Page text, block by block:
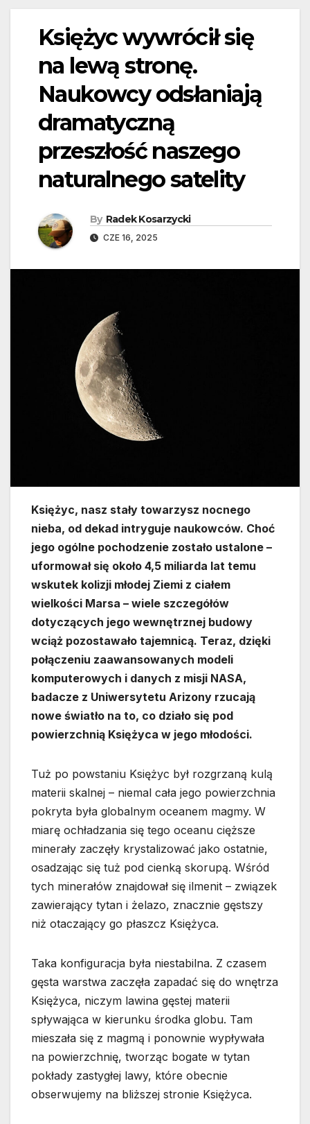
Księżyc wywrócił się
na lewą stronę.
Naukowcy odsłaniają
dramatyczną
przeszłość naszego
naturalnego satelity
By Radek Kosarzycki
CZE 16, 2025
Księżyc, nasz stały towarzysz nocnego
nieba, od dekad intryguje naukowców. Choć
jego ogólne pochodzenie zostało ustalone –
uformował się około 4,5 miliarda lat temu
wskutek kolizji młodej Ziemi z ciałem
wielkości Marsa – wiele szczegółów
dotyczących jego wewnętrznej budowy
wciąż pozostawało tajemnicą. Teraz, dzięki
połączeniu zaawansowanych modeli
komputerowych i danych z misji NASA,
badacze z Uniwersytetu Arizony rzucają
nowe światło na to, co działo się pod
powierzchnią Księżyca w jego młodości.
Tuż po powstaniu Księżyc był rozgrzaną kulą
materii skalnej – niemal cała jego powierzchnia
pokryta była globalnym oceanem magmy. W
miarę ochładzania się tego oceanu cięższe
minerały zaczęły krystalizować jako ostatnie,
osadzając się tuż pod cienką skorupą. Wśród
tych minerałów znajdował się ilmenit – związek
zawierający tytan i żelazo, znacznie gęstszy
niż otaczający go płaszcz Księżyca.
Taka konfiguracja była niestabilna. Z czasem
gęsta warstwa zaczęła zapadać się do wnętrza
Księżyca, niczym lawina gęstej materii
spływająca w kierunku środka globu. Tam
mieszała się z magmą i ponownie wypływała
na powierzchnię, tworząc bogate w tytan
pokłady zastygłej lawy, które obecnie
obserwujemy na bliższej stronie Księżyca.